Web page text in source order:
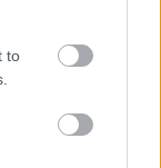
toképest,
habos isler?